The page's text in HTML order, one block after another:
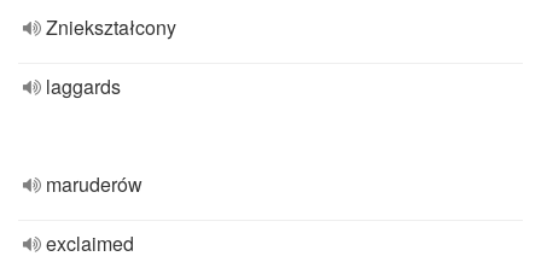
Zniekształcony
laggards
maruderów
exclaimed